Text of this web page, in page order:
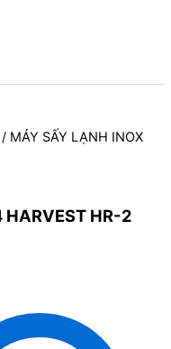
/ MÁY SẤY LẠNH INOX
HARVEST HR-2